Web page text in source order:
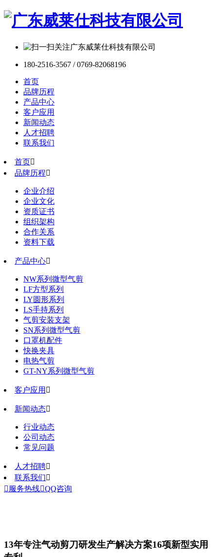
180-2516-3567 / 0769-82068196
首页
品牌历程
产品中心
客户应用
新闻动态
人才招聘
联系我们
首页
品牌历程
企业介绍
企业文化
资质证书
组织架构
合作关系
资料下载
产品中心
NW系列微型气剪
LF方型系列
LY圆形系列
LS手持系列
气剪安装支架
SN系列微型气剪
口罩机配件
快换夹具
电热气剪
GT-NY系列微型气剪
客户应用 
新闻动态
行业动态
公司动态
常见问题
人才招聘
联系我们
 服务热线QQ咨询
13年专注气动剪刀研发生产解决方案16项新型实用